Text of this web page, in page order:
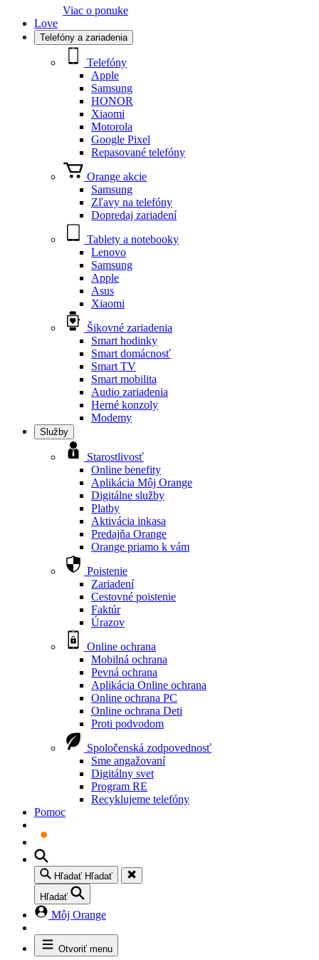
Viac o ponuke
Love
Telefóny a zariadenia
Telefóny
Apple
Samsung
HONOR
Xiaomi
Motorola
Google Pixel
Repasované telefóny
Orange akcie
Samsung
Zľavy na telefóny
Dopredaj zariadení
Tablety a notebooky
Lenovo
Samsung
Apple
Asus
Xiaomi
Šikovné zariadenia
Smart hodinky
Smart domácnosť
Smart TV
Smart mobilita
Audio zariadenia
Herné konzoly
Modemy
Služby
Starostlivosť
Online benefity
Aplikácia Môj Orange
Digitálne služby
Platby
Aktivácia inkasa
Predajňa Orange
Orange priamo k vám
Poistenie
Zariadení
Cestovné poistenie
Faktúr
Úrazov
Online ochrana
Mobilná ochrana
Pevná ochrana
Aplikácia Online ochrana
Online ochrana PC
Online ochrana Deti
Proti podvodom
Spoločenská zodpovednosť
Sme angažovaní
Digitálny svet
Program RE
Recyklujeme telefóny
Pomoc
Hľadať Hľadať
Hľadať
Môj Orange
Otvoriť menu